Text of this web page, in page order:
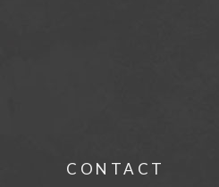
CONTACT